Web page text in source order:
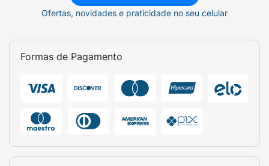
Ofertas, novidades e praticidade no seu celular
Formas de Pagamento